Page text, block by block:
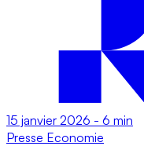
15 janvier 2026 - 6 min
Presse Economie